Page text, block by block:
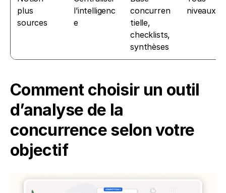
plus
sources
l’intelligenc
e
concurren
tielle,
checklists,
synthèses
niveaux
Comment choisir un outil
d’analyse de la
concurrence selon votre
objectif